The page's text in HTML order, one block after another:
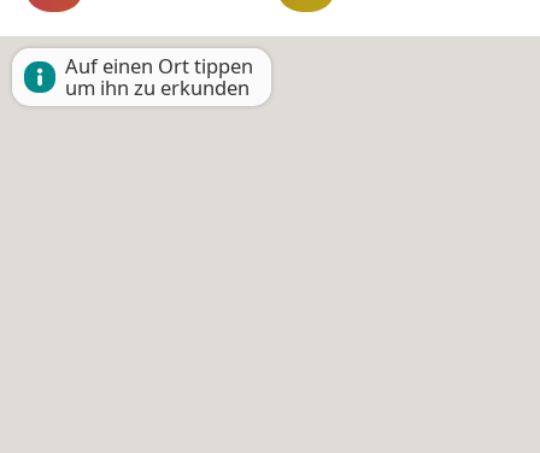
Auf einen Ort tippen
um ihn zu erkunden